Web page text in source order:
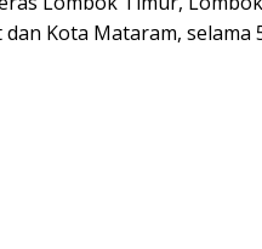
Kota Mataram, selama